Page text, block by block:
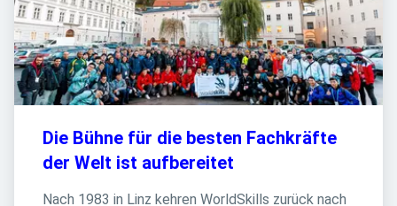
Die Bühne für die besten Fachkräfte
der Welt ist aufbereitet
Nach 1983 in Linz kehren WorldSkills zurück nach